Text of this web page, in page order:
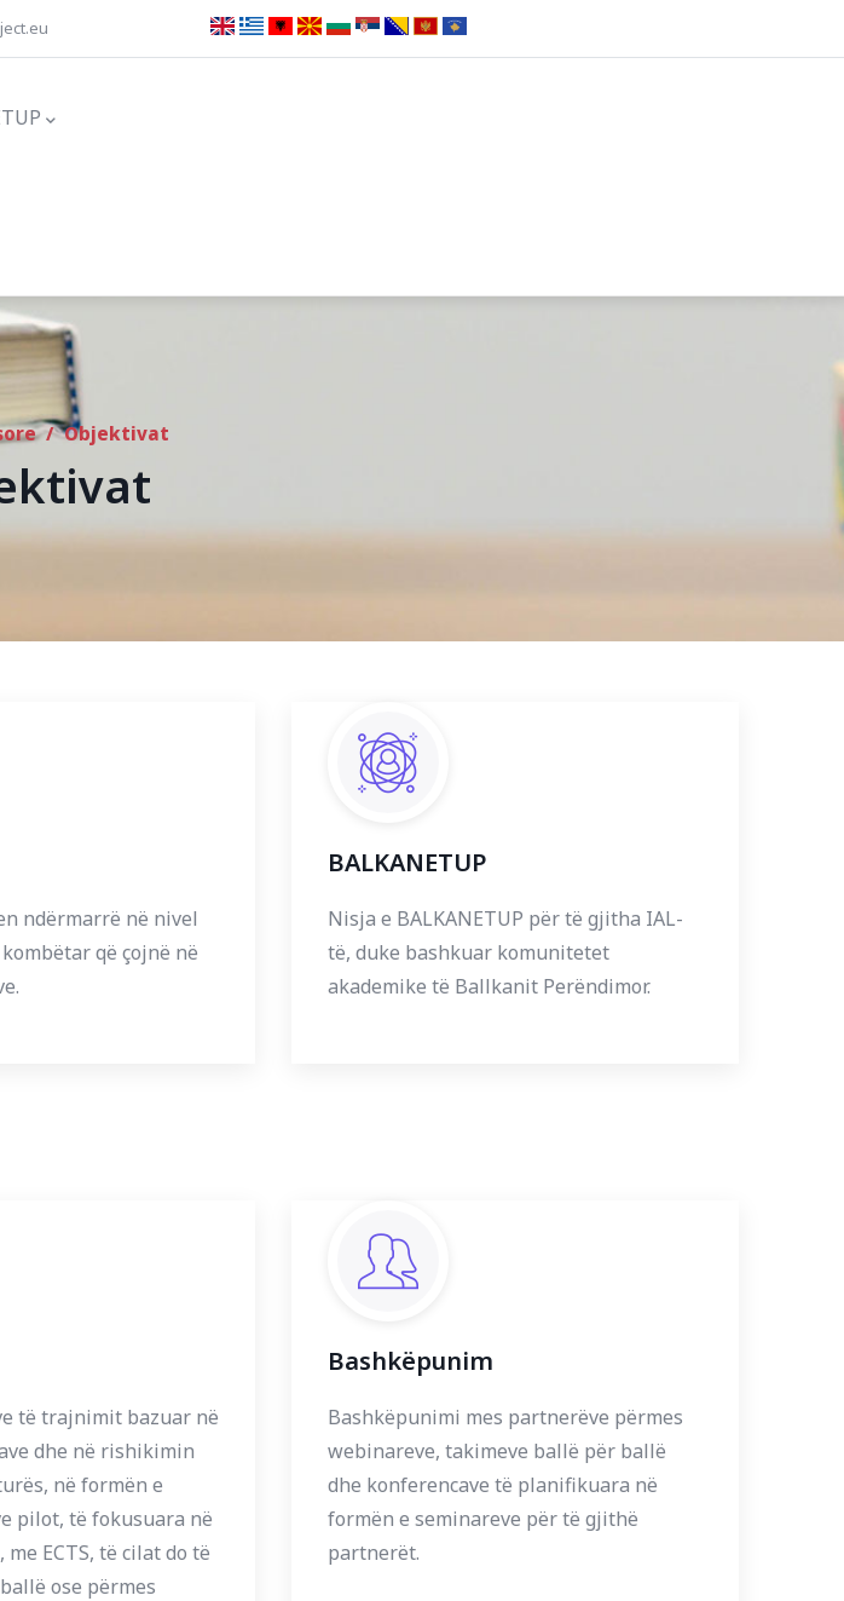
/ Objektivat
ndërmarrë në nivel
që çojnë në
BALKANETUP
Nisja e BALKANETUP për të gjitha IAL-
të, duke bashkuar komunitetet
akademike të Ballkanit Perëndimor.
të trajnimit bazuar në
dhe në rishikimin
në formën e
pilot, të fokusuara në
ECTS, të cilat do të
ose përmes
Bashkëpunim
Bashkëpunimi mes partnerëve përmes
webinareve, takimeve ballë për ballë
dhe konferencave të planifikuara në
formën e seminareve për të gjithë
partnerët.